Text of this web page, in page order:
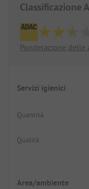
Classificazione
Ponderazione delle
Servizi igienici
Quantità
Qualità
Area/ambiente